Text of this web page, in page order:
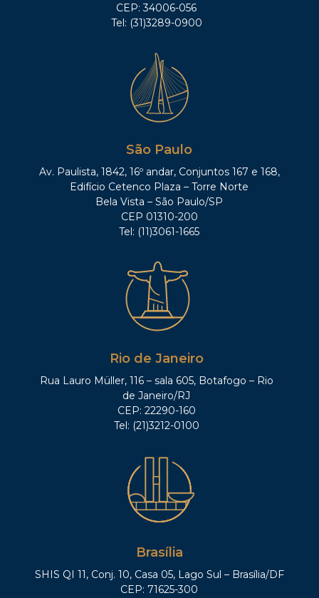
CEP: 34006-056
Tel: (31)3289-0900
São Paulo
Av. Paulista, 1842, 16º andar, Conjuntos 167 e 168,
Edifício Cetenco Plaza – Torre Norte
Bela Vista – São Paulo/SP
CEP 01310-200
Tel: (11)3061-1665
Rio de Janeiro
Rua Lauro Müller, 116 – sala 605, Botafogo – Rio
de Janeiro/RJ
CEP: 22290-160
Tel: (21)3212-0100
Brasília
SHIS QI 11, Conj. 10, Casa 05, Lago Sul – Brasília/DF
CEP: 71625-300